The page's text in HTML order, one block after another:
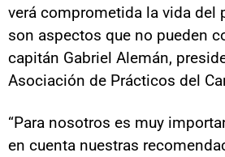
verá comprometida la vida del
son aspectos que no pueden
capitán Gabriel Alemán,
Asociación de Prácticos del
“Para nosotros es muy
en cuenta nuestras